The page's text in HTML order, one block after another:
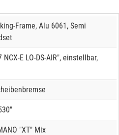
Frame, Alu 6061, Semi
NCX-E LO-DS-AIR", einstellbar,
"XT" Mix